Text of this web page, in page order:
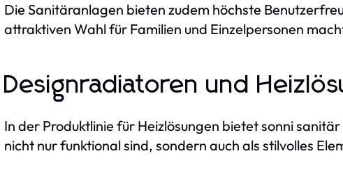
Die Sanitäranlagen bieten zudem höchste
attraktiven Wahl für Familien und Einzelpersonen
Designradiatoren und
In der Produktlinie für Heizlösungen bietet sonni
nicht nur funktional sind, sondern auch als stilvolles